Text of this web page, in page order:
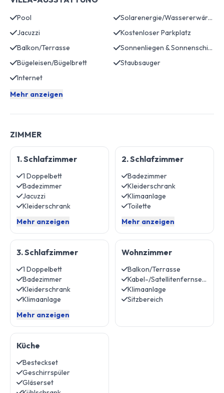
Pool
Solarenergie/Wassererwärmung
Jacuzzi
Kostenloser Parkplatz
Balkon/Terrasse
Sonnenliegen & Sonnenschirme
Bügeleisen/Bügelbrett
Staubsauger
Internet
Mehr anzeigen
ZIMMER
1. Schlafzimmer
1 Doppelbett
Badezimmer
Jacuzzi
Kleiderschrank
Mehr anzeigen
2. Schlafzimmer
Badezimmer
Kleiderschrank
Klimaanlage
Toilette
Mehr anzeigen
3. Schlafzimmer
1 Doppelbett
Badezimmer
Kleiderschrank
Klimaanlage
Mehr anzeigen
Wohnzimmer
Balkon/Terrasse
Kabel-/Satellitenfernsehen
Klimaanlage
Sitzbereich
Küche
Besteckset
Geschirrspüler
Gläserset